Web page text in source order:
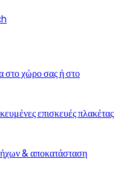
στο χώρο σας ή στο
επισκευές πλακέτας
& αποκατάσταση